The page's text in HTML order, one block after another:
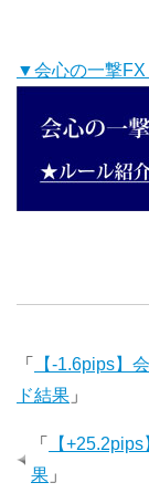
▼会心の一撃
「
【-1.6pips】
ド結果 」
「
【
果 」